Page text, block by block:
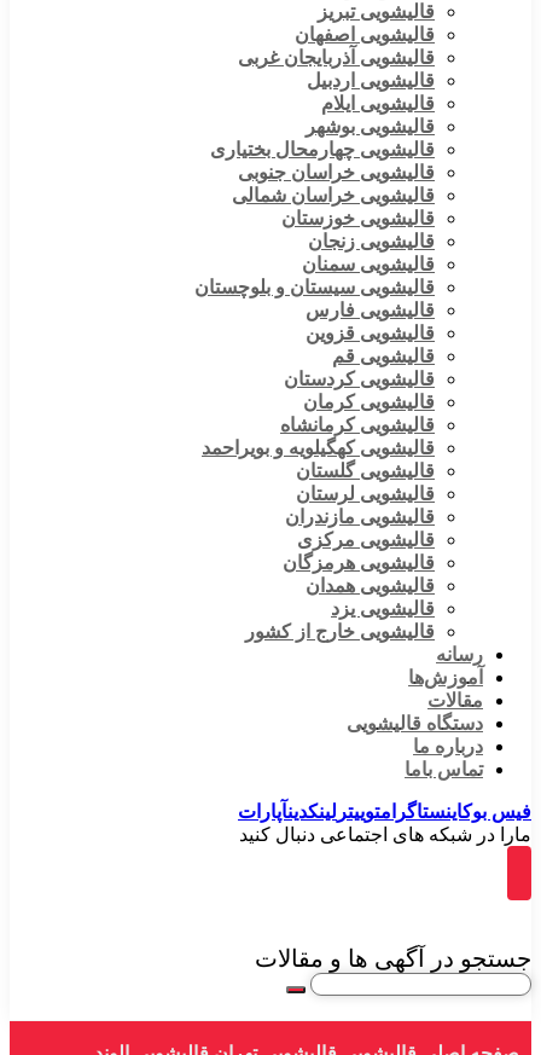
قالیشویی تبریز
قالیشویی اصفهان
قالیشویی آذربایجان غربی
قالیشویی اردبیل
قالیشویی ایلام
قالیشویی بوشهر
قالیشویی چهارمحال بختیاری
قالیشویی خراسان جنوبی
قالیشویی خراسان شمالی
قالیشویی خوزستان
قالیشویی زنجان
قالیشویی سمنان
قالیشویی سیستان و بلوچستان
قالیشویی فارس
قالیشویی قزوین
قالیشویی قم
قالیشویی کردستان
قالیشویی کرمان
قالیشویی کرمانشاه
قالیشویی کهگیلویه و بویراحمد
قالیشویی گلستان
قالیشویی لرستان
قالیشویی مازندران
قالیشویی مرکزی
قالیشویی هرمزگان
قالیشویی همدان
قالیشویی یزد
قالیشویی خارج از کشور
رسانه
آموزش‌ها
مقالات
دستگاه قالیشویی
درباره ما
تماس باما
فیس بوکاینستاگرامتوییتر لینکدینآپارات
مارا در شبکه های اجتماعی دنبال کنید
جستجو در آگهی ها و مقالات